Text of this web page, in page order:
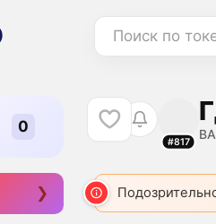
Поиск по
#817
3575 BASEDAI 3642